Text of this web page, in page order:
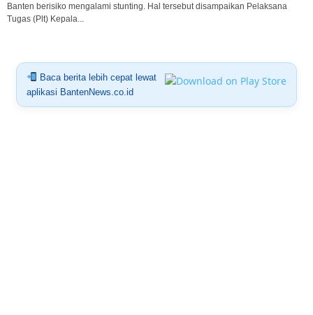
Banten berisiko mengalami stunting. Hal tersebut disampaikan Pelaksana
Tugas (Plt) Kepala...
Baca berita lebih cepat lewat
aplikasi BantenNews.co.id